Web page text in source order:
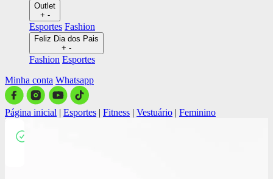
Outlet
+ -
Esportes Fashion
Feliz Dia dos Pais
+ -
Fashion Esportes
Minha conta Whatsapp
Página inicial | Esportes | Fitness | Vestuário | Feminino